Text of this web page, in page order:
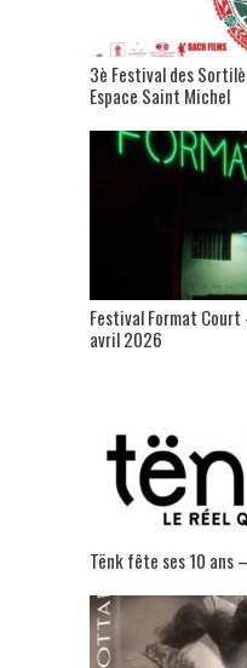
3è Festival des
Espace Saint Michel
Festival Format
avril 2026
Tënk fête ses 10 ans